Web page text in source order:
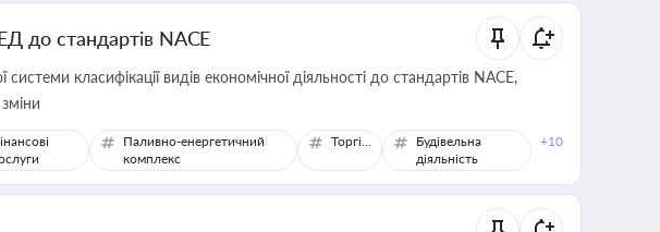
до стандартів NACE
класифікації видів економічної діяльності до стандартів NACE,
Паливно-енергетичний
комплекс
Торгівля
Будівельна
діяльність
+10